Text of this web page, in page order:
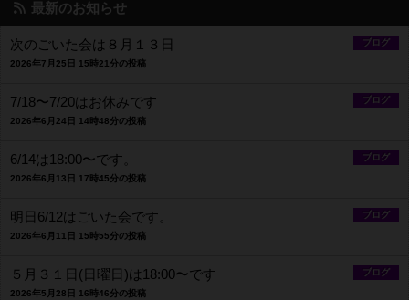
最新のお知らせ
ブログ
次のごいた会は８月１３日
2026年7月25日 15時21分の投稿
ブログ
7/18〜7/20はお休みです
2026年6月24日 14時48分の投稿
ブログ
6/14は18:00〜です。
2026年6月13日 17時45分の投稿
ブログ
明日6/12はごいた会です。
2026年6月11日 15時55分の投稿
ブログ
５月３１日(日曜日)は18:00〜です
2026年5月28日 16時46分の投稿